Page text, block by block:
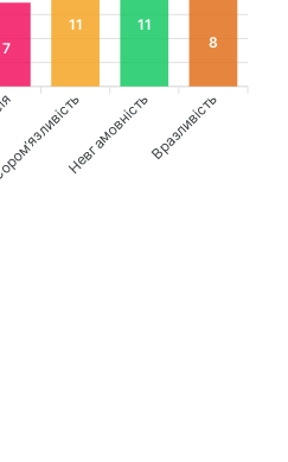
7
11
11
8
НевгамовністьВразливість